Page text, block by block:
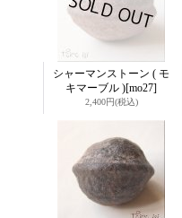
シャーマンストーン ( モ
キマーブル )[mo27]
2,400円(税込)